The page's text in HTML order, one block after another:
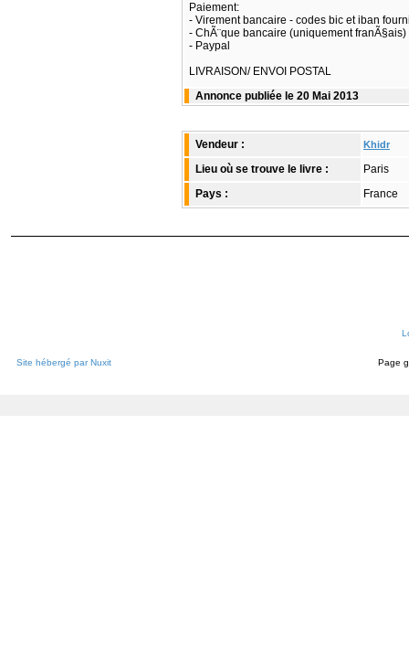
Paiement:
- Virement bancaire - codes bic et iban
- ChÃ¨que bancaire (uniquement franÃ§ais)
- Paypal
LIVRAISON/ ENVOI POSTAL
Annonce publiée le 20 Mai 2013
Vendeur : Khidr
Lieu où se trouve le livre :
Paris
Pays :
France
Site hébergé par Nuxit Page